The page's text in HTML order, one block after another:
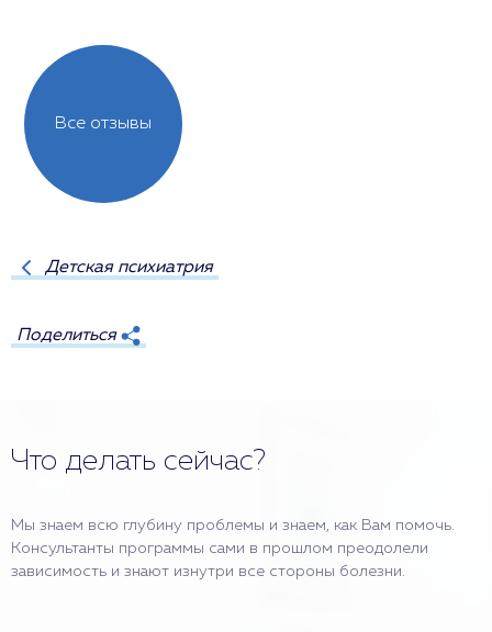
Все отзывы
Детская психиатрия
Поделиться
Что делать сейчас?
Мы знаем всю глубину проблемы и знаем, как Вам помочь.
Консультанты программы сами в прошлом преодолели
зависимость и знают изнутри все стороны болезни.